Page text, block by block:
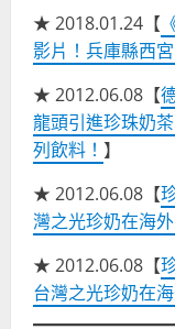
★ 2018.01.24【
影片！兵庫縣西
★ 2012.06.08【
龍頭引進珍珠奶
列飲料！ 】
★ 2012.06.08【
灣之光珍奶在海外
★ 2012.06.08【
台灣之光珍奶在